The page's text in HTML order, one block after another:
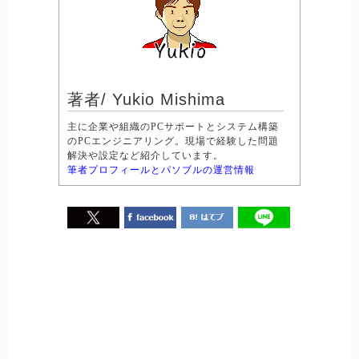
著者/ Yukio Mishima
主に企業や組織のPCサポートとシステム構築
のPCエンジニアリング。現場で経験した問題
解決や設定など紹介しています。
筆者プロフィールとパソブルの運営情報